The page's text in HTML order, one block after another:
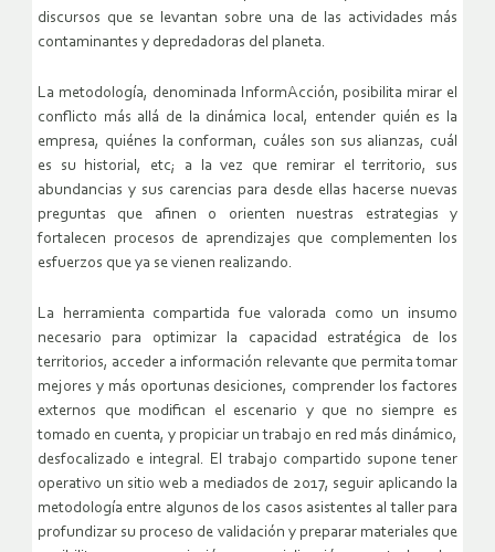
discursos que se levantan sobre una de las actividades más
contaminantes y depredadoras del planeta.
La metodología, denominada InformAcción, posibilita mirar el
conflicto más allá de la dinámica local, entender quién es la
empresa, quiénes la conforman, cuáles son sus alianzas, cuál
es su historial, etc; a la vez que remirar el territorio, sus
abundancias y sus carencias para desde ellas hacerse nuevas
preguntas que afinen o orienten nuestras estrategias y
fortalecen procesos de aprendizajes que complementen los
esfuerzos que ya se vienen realizando.
La herramienta compartida fue valorada como un insumo
necesario para optimizar la capacidad estratégica de los
territorios, acceder a información relevante que permita tomar
mejores y más oportunas desiciones, comprender los factores
externos que modifican el escenario y que no siempre es
tomado en cuenta, y propiciar un trabajo en red más dinámico,
desfocalizado e integral. El trabajo compartido supone tener
operativo un sitio web a mediados de 2017, seguir aplicando la
metodología entre algunos de los casos asistentes al taller para
profundizar su proceso de validación y preparar materiales que